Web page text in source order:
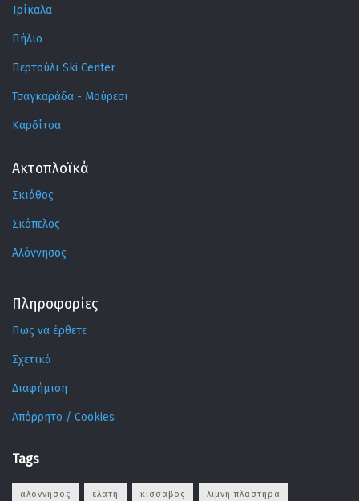
Τρίκαλα
Πήλιο
Περτούλι Ski Center
Τσαγκαράδα - Μούρεσι
Καρδίτσα
Ακτοπλοϊκά
Σκιάθος
Σκόπελος
Αλόννησος
Πληροφορίες
Πως να έρθετε
Σχετικά
Διαφήμιση
Απόρρητο / Cookies
Tags
αλοννησος ελατη κισσαβος λιμνη πλαστηρα